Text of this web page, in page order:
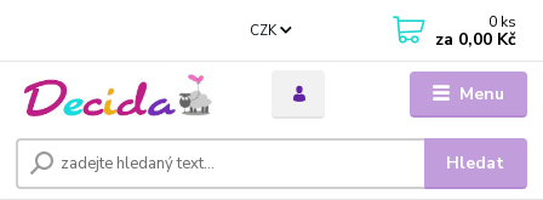
Menu
CZK
Hledat
0 ks
za 0,00 Kč